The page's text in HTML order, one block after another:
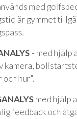
med
är gymmet
- med hjälp
kamera,
hur".
med hjälp
feedback och